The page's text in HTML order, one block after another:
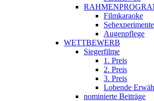
Filmkaraoke
Augenpflege
WETTBEWERB
Siegerfilme
1. Preis
2. Preis
3. Preis
Lobende
nominierte Beiträge